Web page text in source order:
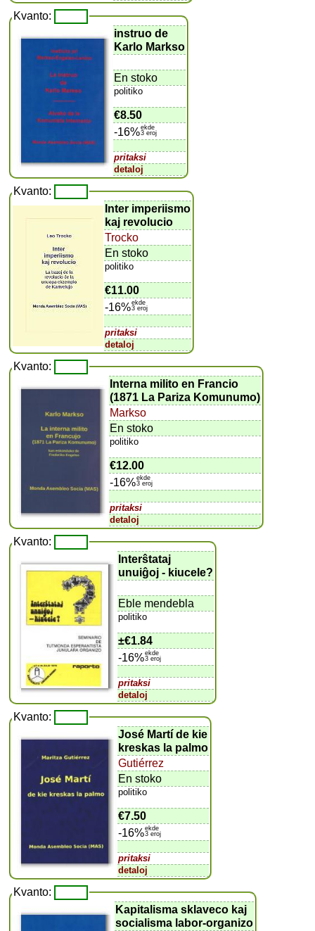
Kvanto:
instruo de
Karlo Markso
En stoko
politiko
€8.50
-16%ekde
3 eroj
pritaksi
detaloj
Kvanto:
Inter imperiismo
kaj revolucio
Trocko
En stoko
politiko
€11.00
-16%ekde
3 eroj
pritaksi
detaloj
Kvanto:
Interna milito en Francio
(1871 La Pariza Komunumo)
Markso
En stoko
politiko
€12.00
-16%ekde
3 eroj
pritaksi
detaloj
Kvanto:
Interŝtataj
unuiĝoj - kiucele?
Eble mendebla
politiko
±€1.84
-16%ekde
3 eroj
pritaksi
detaloj
Kvanto:
José Martí de kie
kreskas la palmo
Gutiérrez
En stoko
politiko
€7.50
-16%ekde
3 eroj
pritaksi
detaloj
Kvanto:
Kapitalisma sklaveco kaj
socialisma labor-organizo